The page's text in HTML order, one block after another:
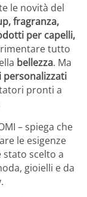
le novità del
fragranza,
per capelli,
tutto
bellezza. Ma
pronti a
– spiega che
le esigenze
scelto a
gioielli e da